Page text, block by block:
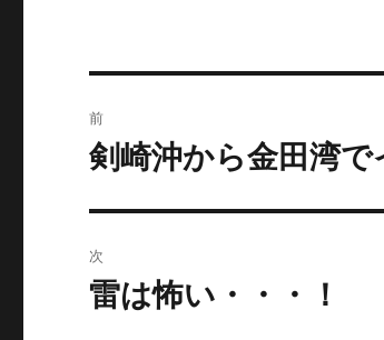
稿
ゲ
前
前
投
稿:
剣崎沖から金田湾
次
次
雷は怖い・・・！